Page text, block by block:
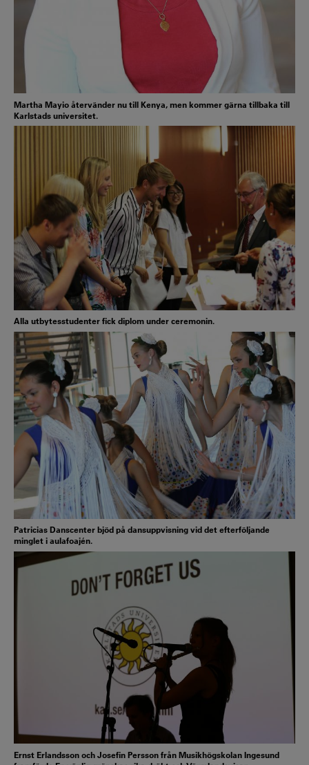
Martha Mayio återvänder nu till Kenya, men kommer gärna tillbaka till
Karlstads universitet.
Alla utbytesstudenter fick diplom under ceremonin.
Patricias Danscenter bjöd på dansuppvisning vid det efterföljande
minglet i aulafoajén.
Ernst Erlandsson och Josefin Persson från Musikhögskolan Ingesund